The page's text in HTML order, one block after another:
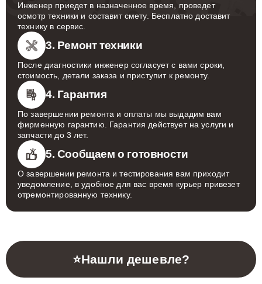
Инженер приедет в назначенное время, проведет
осмотр техники и составит смету. Бесплатно доставит
технику в сервис.
3. Ремонт техники
После диагностики инженер согласует с вами сроки,
стоимость, детали заказа и приступит к ремонту.
4. Гарантия
По завершении ремонта и оплаты мы выдадим вам
фирменную гарантию. Гарантия действует на услуги и
запчасти до 3 лет.
5. Сообщаем о готовности
О завершении ремонта и тестирования вам приходит
уведомление, в удобное для вас время курьер привезет
отремонтированную технику.
⭐Нашли дешевле?